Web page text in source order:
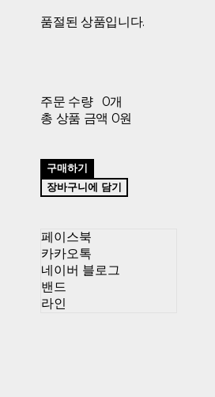
품절된 상품입니다.
주문 수량
0개
총 상품 금액 0원
구매하기
장바구니에 담기
페이스북
카카오톡
네이버 블로그
밴드
라인